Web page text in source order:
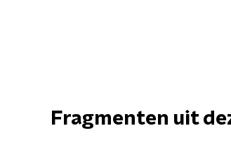
Fragmenten uit